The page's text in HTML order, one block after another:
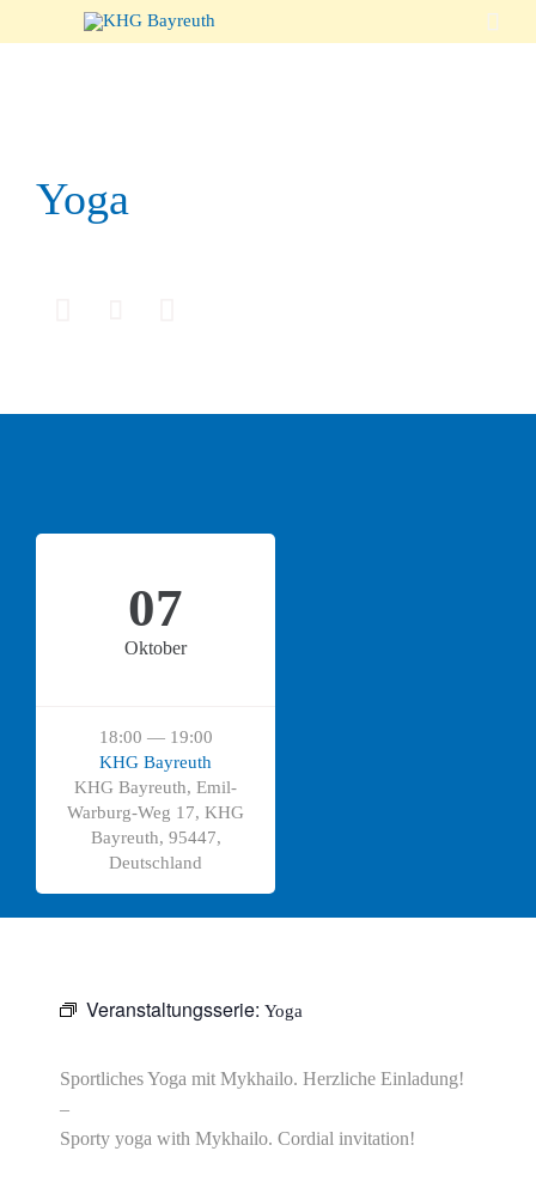

Yoga
07
Oktober
18:00 — 19:00
KHG Bayreuth
KHG Bayreuth, Emil-
Warburg-Weg 17, KHG
Bayreuth, 95447,
Deutschland
Veranstaltungsserie: Yoga
Sportliches Yoga mit Mykhailo. Herzliche Einladung!
–
Sporty yoga with Mykhailo. Cordial invitation!